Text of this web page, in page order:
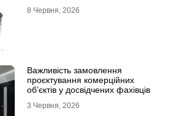
8 Червня, 2026
Важливість замовлення
проєктування комерційних
об’єктів у досвідчених фахівців
3 Червня, 2026